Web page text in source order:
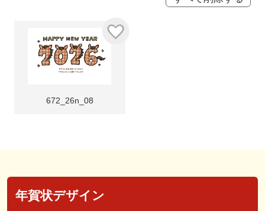
672_26n_08
年賀状デザイン